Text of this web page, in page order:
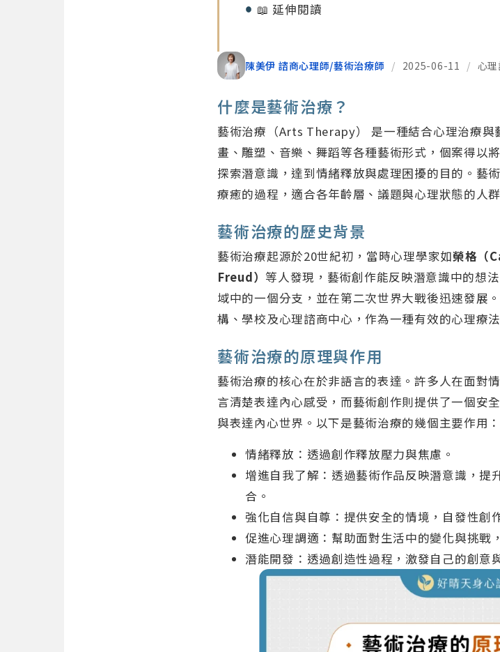
📖 延伸閱讀
陳美伊 諮商心理師/藝術治療師 / 2025-06-11 / 心
什麼是藝術治療？
藝術治療（Arts Therapy） 是一種結合心理治療與
畫、雕塑、音樂、舞蹈等各種藝術形式，個案得以
探索潛意識，達到情緒釋放與處理困擾的目的。藝
療癒的過程，適合各年齡層、議題與心理狀態的人群
藝術治療的歷史背景
藝術治療起源於20世紀初，當時心理學家如榮格（
Freud） 等人發現，藝術創作能反映潛意識中的想
域中的一個分支，並在第二次世界大戰後迅速發展
構、學校及心理諮商中心，作為一種有效的心理療法
藝術治療的原理與作用
藝術治療的核心在於非語言的表達。許多人在面對
言清楚表達內心感受，而藝術創作則提供了一個安
與表達內心世界。以下是藝術治療的幾個主要作用：
情緒釋放：透過創作釋放壓力與焦慮。
增進自我了解：透過藝術作品反映潛意識，提
合。
強化自信與自尊：提供安全的情境，自發性創
促進心理調適：幫助面對生活中的變化與挑戰
潛能開發：透過創造性過程，激發自己的創意